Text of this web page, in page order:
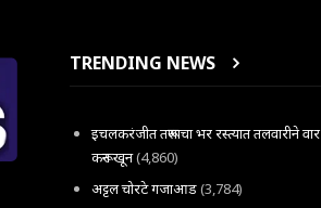
TRENDING NEWS
इचलकरंजीत तरूणाचा भर रस्त्यात तलवारीने वार
करून खून(4,860)
अट्टल चोरटे गजाआड(3,784)